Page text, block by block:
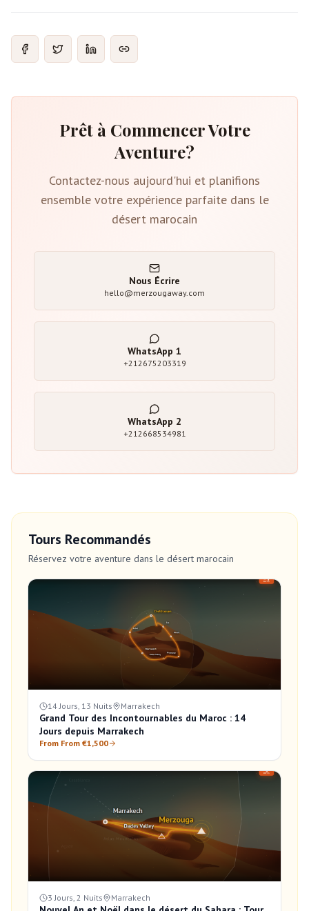
Prêt à Commencer Votre
Aventure?
Contactez-nous aujourd'hui et planifions
ensemble votre expérience parfaite dans le
désert marocain
Nous Écrire
hello@merzougaway.com
WhatsApp 1
+212675203319
WhatsApp 2
+212668534981
Tours Recommandés
Réservez votre aventure dans le désert marocain
14 Jours, 13 Nuits Marrakech
Grand Tour des Incontournables du Maroc : 14
Jours depuis Marrakech
From From €1,500
3 Jours, 2 Nuits Marrakech